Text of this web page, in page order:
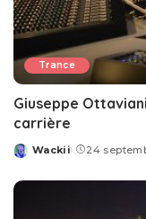
Trance
Giuseppe
carrière
Posted
Wackii 24